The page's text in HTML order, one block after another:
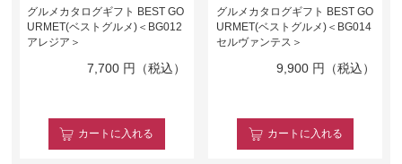
グルメカタログギフト BEST GO
URMET(ベストグルメ)＜BG012
アレジア＞
7,700 円（税込）
カート に入れる
グルメカタログギフト BEST GO
URMET(ベストグルメ)＜BG014
セルヴァンテス＞
9,900 円（税込）
カート に入れる